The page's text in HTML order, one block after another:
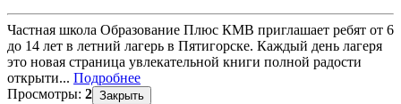
Частная школа Образование Плюс КМВ приглашает ребят от 6
до 14 лет в летний лагерь в Пятигорске. Каждый день лагеря
это новая страница увлекательной книги полной радости
открыти... Подробнее
Просмотры: 2 Закрыть